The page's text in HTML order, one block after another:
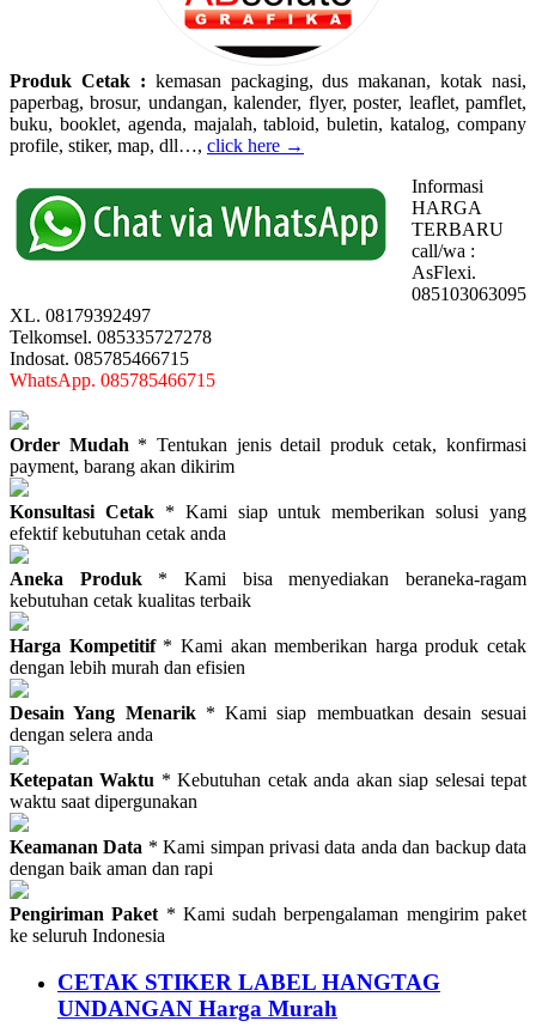
Produk Cetak : kemasan packaging, dus makanan, kotak nasi,
paperbag, brosur, undangan, kalender, flyer, poster, leaflet, pamflet,
buku, booklet, agenda, majalah, tabloid, buletin, katalog, company
profile, stiker, map, dll…, click here →
Informasi
HARGA
TERBARU
call/wa :
AsFlexi.
085103063095
XL. 08179392497
Telkomsel. 085335727278
Indosat. 085785466715
WhatsApp. 085785466715
Order Mudah * Tentukan jenis detail produk cetak, konfirmasi
payment, barang akan dikirim
Konsultasi Cetak* Kami siap untuk memberikan solusi yang
efektif kebutuhan cetak anda
Aneka Produk * Kami bisa menyediakan beraneka-ragam
kebutuhan cetak kualitas terbaik
Harga Kompetitif* Kami akan memberikan harga produk cetak
dengan lebih murah dan efisien
Desain Yang Menarik* Kami siap membuatkan desain sesuai
dengan selera anda
Ketepatan Waktu * Kebutuhan cetak anda akan siap selesai tepat
waktu saat dipergunakan
Keamanan Data * Kami simpan privasi data anda dan backup data
dengan baik aman dan rapi
Pengiriman Paket * Kami sudah berpengalaman mengirim paket
ke seluruh Indonesia
CETAK STIKER LABEL HANGTAG
UNDANGAN Harga Murah